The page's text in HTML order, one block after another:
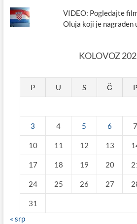
VIDEO: Pogledajte
Oluja koji je nagrađen
KOLOVOZ
P U S Č P
3 4 5 6 7
10 11 12 13
17 18 19 20
24 25 26 27
31
« srp